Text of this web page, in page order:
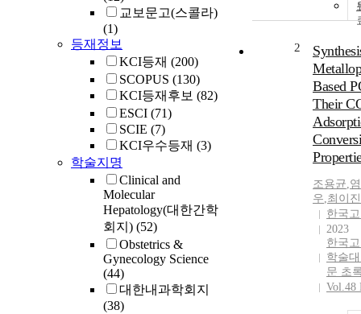
교보문고(스콜라)
(1)
등재정보
KCI등재 (200)
SCOPUS (130)
KCI등재후보 (82)
ESCI (71)
SCIE (7)
KCI우수등재 (3)
학술지명
Clinical and
Molecular
Hepatology(대한간학
회지) (52)
Obstetrics &
Gynecology Science
(44)
대한내과학회지
(38)
2
Based
Their
조용균,
우,최이진
한국
2023
한국
학술
문 초
Vol.48